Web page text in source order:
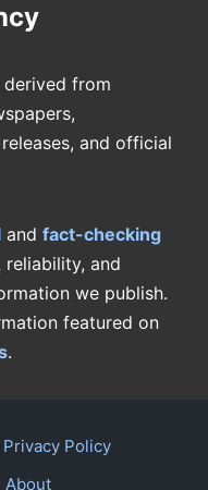
from
and official
and fact-checking
reliability, and
we publish.
featured on
.
Privacy Policy
About